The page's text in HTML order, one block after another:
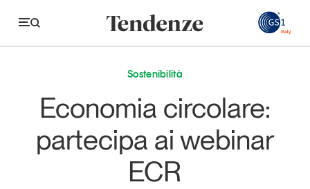
Tendenze
Economia e consumi
Innovazione
Sostenibilità
Economia circolare:
partecipa ai webinar
ECR